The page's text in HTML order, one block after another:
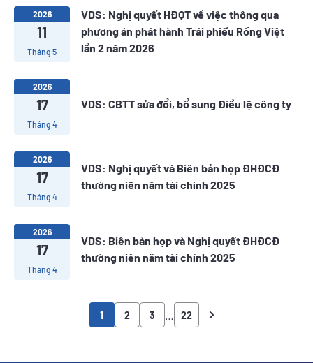
2026
11
Tháng 5
VDS: Nghị quyết HĐQT về việc thông qua
phương án phát hành Trái phiếu Rồng Việt
lần 2 năm 2026
2026
17
Tháng 4
VDS: CBTT sửa đổi, bổ sung Điều lệ công ty
2026
17
Tháng 4
VDS: Nghị quyết và Biên bản họp ĐHĐCĐ
thường niên năm tài chính 2025
2026
17
Tháng 4
VDS: Biên bản họp và Nghị quyết ĐHĐCĐ
thường niên năm tài chính 2025
1 2 3 22